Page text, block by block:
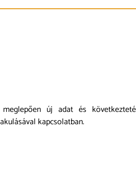
meglepően új adat és
kapcsolatban.